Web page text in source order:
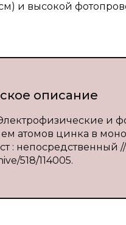
и высокой
описание
и
атомов цинка в
:
518/114005.